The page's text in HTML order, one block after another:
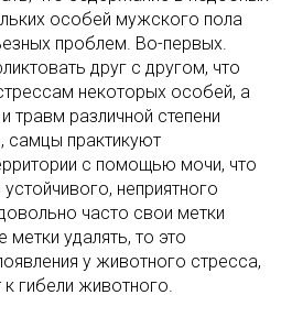
особей мужского пола
проблем. Во-первых.
друг с другом, что
некоторых особей, а
травм различной степени
самцы практикуют
с помощью мочи, что
неприятного
часто свои метки
метки удалять, то это
у животного стресса,
к гибели животного.